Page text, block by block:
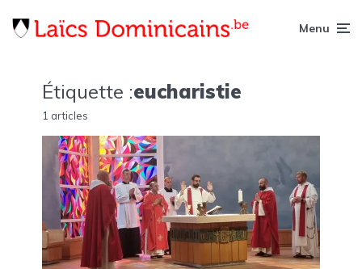
Menu
Étiquette :eucharistie
1 articles